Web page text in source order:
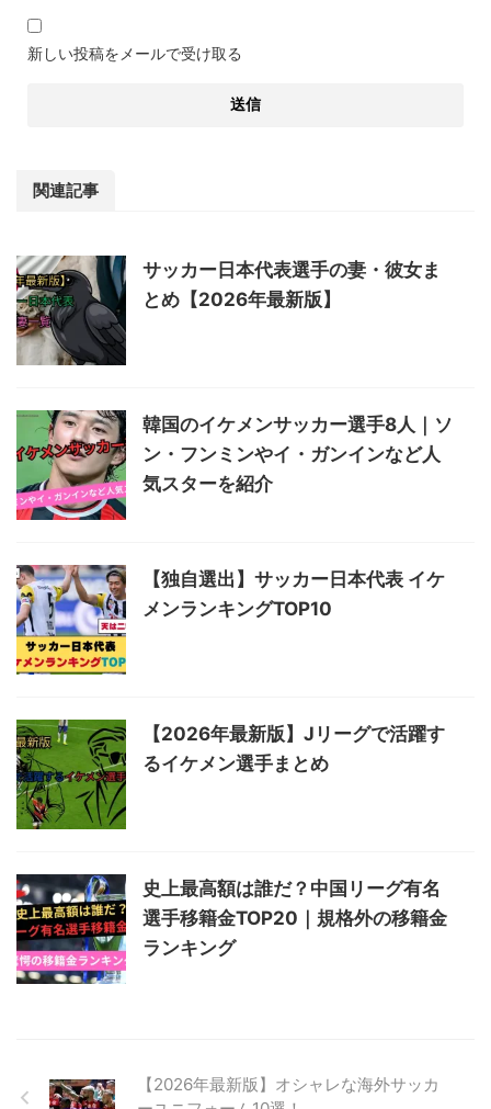
新しい投稿をメールで受け取る
関連記事
サッカー日本代表選手の妻・彼女ま
とめ【2026年最新版】
韓国のイケメンサッカー選手8人｜ソ
ン・フンミンやイ・ガンインなど人
気スターを紹介
【独自選出】サッカー日本代表 イケ
メンランキングTOP10
【2026年最新版】Jリーグで活躍す
るイケメン選手まとめ
史上最高額は誰だ？中国リーグ有名
選手移籍金TOP20｜規格外の移籍金
ランキング
【2026年最新版】オシャレな海外サッカ